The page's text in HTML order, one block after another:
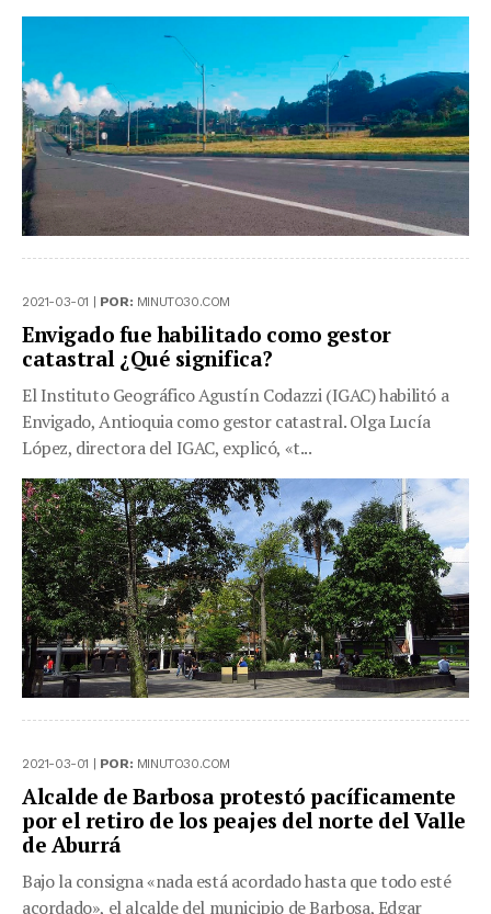
2021-03-01 | POR: MINUTO30.COM
Envigado fue habilitado como gestor
catastral ¿Qué significa?
El Instituto Geográfico Agustín Codazzi (IGAC) habilitó a
Envigado, Antioquia como gestor catastral. Olga Lucía
López, directora del IGAC, explicó, «t...
2021-03-01 | POR: MINUTO30.COM
Alcalde de Barbosa protestó pacíficamente
por el retiro de los peajes del norte del Valle
de Aburrá
Bajo la consigna «nada está acordado hasta que todo esté
acordado», el alcalde del municipio de Barbosa, Edgar